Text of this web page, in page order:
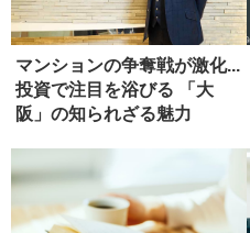
マンションの争奪戦が激化...
投資で注目を浴びる 「大
阪」の知られざる魅力